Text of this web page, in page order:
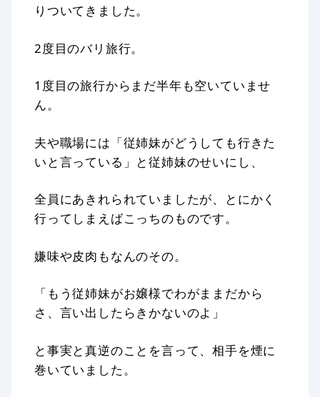
りついてきました。
2度目のバリ旅行。
1度目の旅行からまだ半年も空いていませ
ん。
夫や職場には「従姉妹がどうしても行きた
いと言っている」と従姉妹のせいにし、
全員にあきれられていましたが、とにかく
行ってしまえばこっちのものです。
嫌味や皮肉もなんのその。
「もう従姉妹がお嬢様でわがままだから
さ、言い出したらきかないのよ」
と事実と真逆のことを言って、相手を煙に
巻いていました。